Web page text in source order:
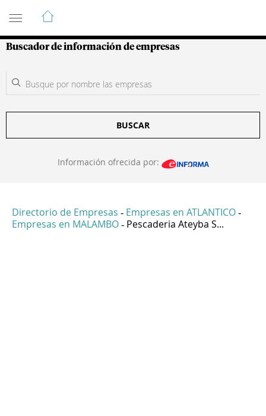
Guía de Empresas Colombianas
Buscador de información de empresas
BUSCAR
Información ofrecida por:
Directorio de Empresas - Empresas en ATLANTICO -
Empresas en MALAMBO - Pescaderia Ateyba S...